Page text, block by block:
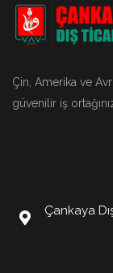
Çin, Amerika ve
güvenilir iş
Çankaya